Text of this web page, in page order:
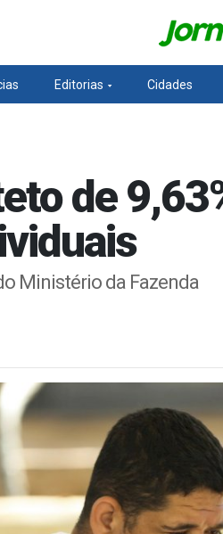
Editorias Cidades
de
Ministério da Fazenda